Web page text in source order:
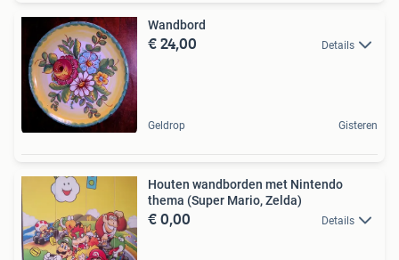
Wandbord
€ 24,00 Details
Geldrop Gisteren
Houten wandborden met Nintendo
thema (Super Mario, Zelda)
€ 0,00 Details